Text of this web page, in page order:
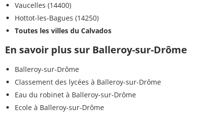
Vaucelles (14400)
Hottot-les-Bagues (14250)
Toutes les villes du Calvados
En savoir plus sur Balleroy-sur-Drôme
Balleroy-sur-Drôme
Classement des lycées à Balleroy-sur-Drôme
Eau du robinet à Balleroy-sur-Drôme
Ecole à Balleroy-sur-Drôme